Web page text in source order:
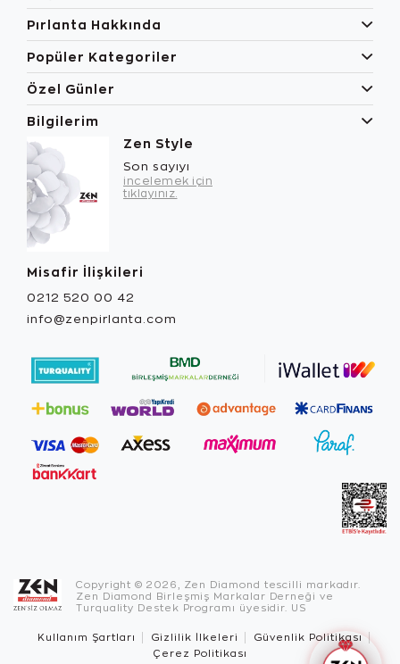
Pırlanta Hakkında
Popüler Kategoriler
Özel Günler
Bilgilerim
Zen Style
Son sayıyı
incelemek için
tıklayınız.
Misafir İlişkileri
0212 520 00 42
info@zenpirlanta.com
Copyright © 2026, Zen Diamond tescilli markadır.
Zen Diamond Birleşmiş Markalar Derneği ve
Turquality Destek Programı üyesidir. US
Kullanım Şartları Gizlilik İlkeleri
Güvenlik Politikası
Çerez Politikası